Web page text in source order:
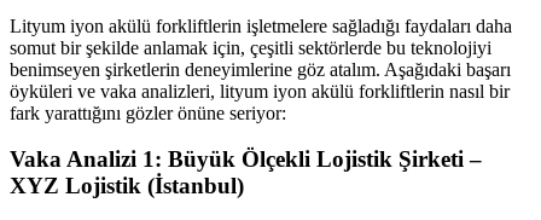
Lityum iyon akülü forkliftlerin işletmelere sağladığı faydaları daha
somut bir şekilde anlamak için, çeşitli sektörlerde bu teknolojiyi
benimseyen şirketlerin deneyimlerine göz atalım. Aşağıdaki başarı
öyküleri ve vaka analizleri, lityum iyon akülü forkliftlerin nasıl bir
fark yarattığını gözler önüne seriyor:
Vaka Analizi 1: Büyük Ölçekli Lojistik Şirketi –
XYZ Lojistik (İstanbul)